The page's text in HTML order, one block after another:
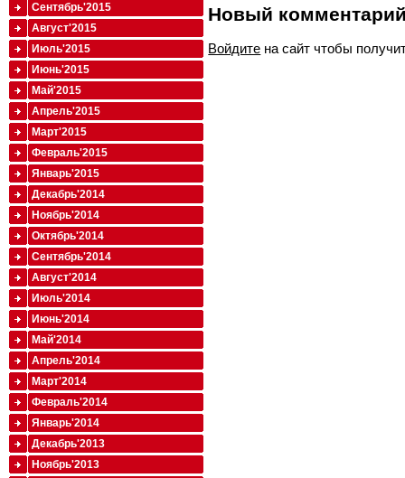
Новый
Войдите на сайт чтобы
Сентябрь'2015
Август'2015
Июль'2015
Июнь'2015
Май'2015
Апрель'2015
Март'2015
Февраль'2015
Январь'2015
Декабрь'2014
Ноябрь'2014
Октябрь'2014
Сентябрь'2014
Август'2014
Июль'2014
Июнь'2014
Май'2014
Апрель'2014
Март'2014
Февраль'2014
Январь'2014
Декабрь'2013
Ноябрь'2013